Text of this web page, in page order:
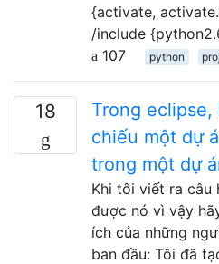
{activate,
/include
107
python
18
Trong
chiếu một dự
trong một dự
Khi tôi viết ra câu
được nó vì vậy
ích của những
ban đầu: Tôi đã